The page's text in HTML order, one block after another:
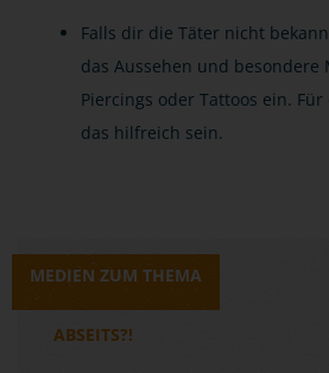
Falls dir die Täter nicht
das Aussehen und besondere
Piercings oder Tattoos ein. Für
das hilfreich sein.
MEDIEN ZUM THEMA
ABSEITS?!